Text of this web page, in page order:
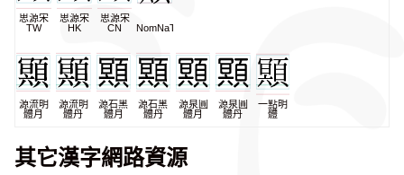
思源宋
TW
思源宋
HK
思源宋
CN
NomNaTong
源流明
體月
源流明
體丹
源石黑
體月
源石黑
體丹
源泉圓
體月
源泉圓
體丹
一點明
體
其它漢字網路資源